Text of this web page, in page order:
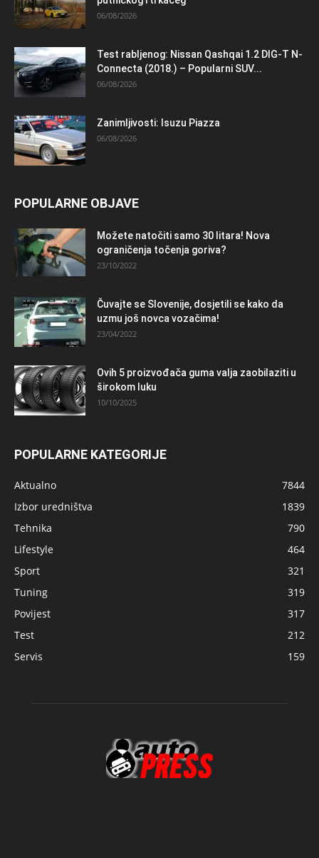
06/08/2026
Test rabljenog: Nissan Qashqai 1.2 DIG-T N-
Connecta (2018.) – Popularni SUV...
06/08/2026
Zanimljivosti: Isuzu Piazza
06/08/2026
POPULARNE OBJAVE
Možete natočiti samo 30 litara! Nova
ograničenja točenja goriva?
23/10/2022
Čuvajte se Slovenije, dosjetili se kako da
uzmu još novca vozačima!
23/04/2022
Ovih 5 proizvođača guma valja zaobilaziti u
širokom luku
10/10/2025
POPULARNE KATEGORIJE
Aktualno
7844
Izbor uredništva
1839
Tehnika
790
Lifestyle
464
Sport
321
Tuning
319
Povijest
317
Test
212
Servis
159